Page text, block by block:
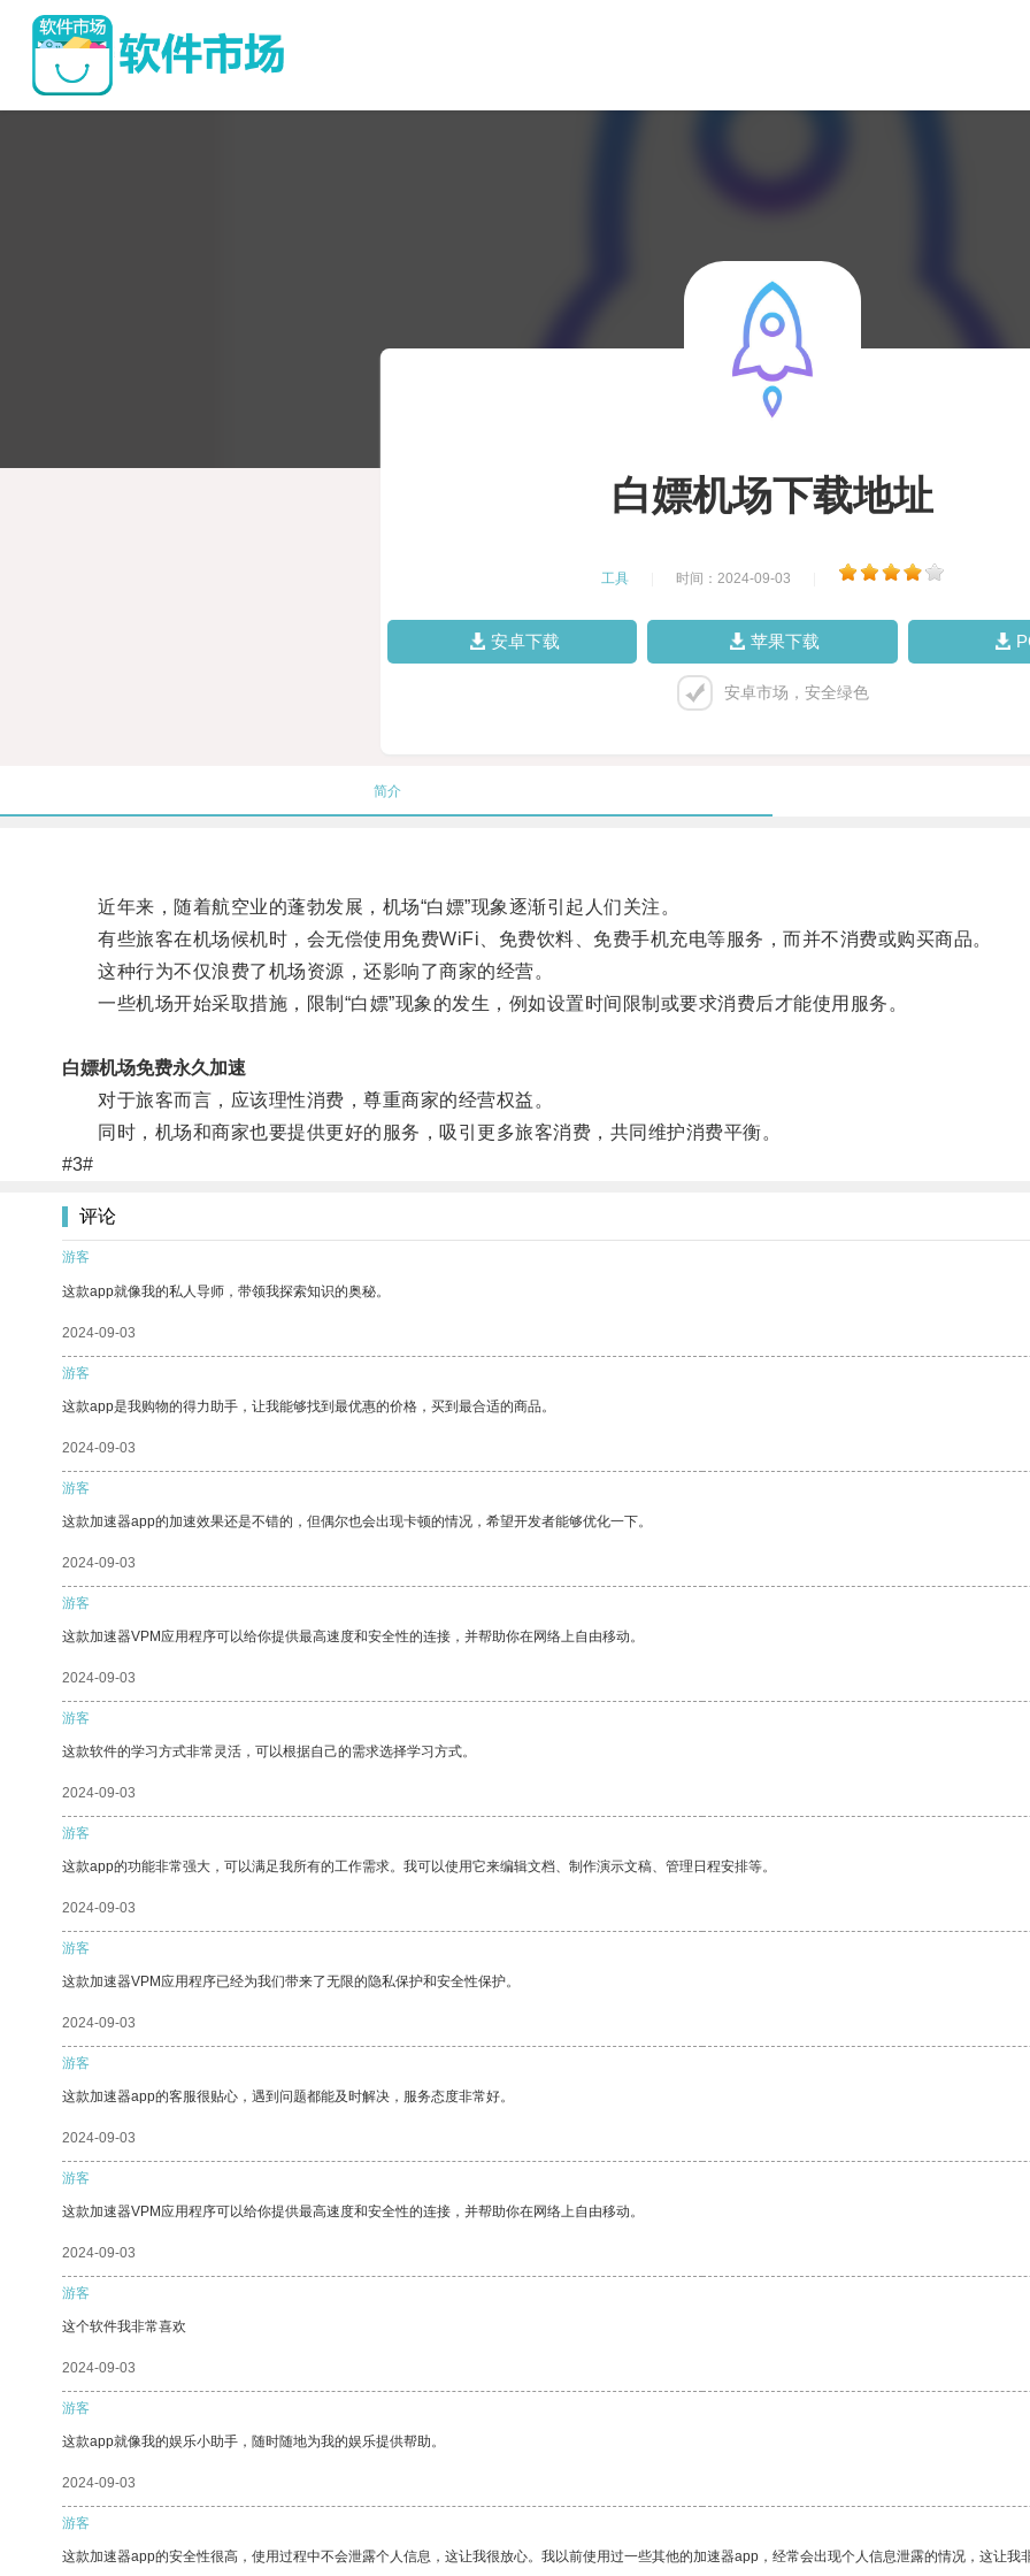
白嫖机场下载地址
工具 时间：2024-09-03
安卓下载 苹果下载
安卓市场，安全绿色
简介
近年来，随着航空业的蓬勃发展，机场“白嫖”现象逐渐引起人们关注。
有些旅客在机场候机时，会无偿使用免费WiFi、免费饮料、免费手机充电等服务，而并不消费或购买商品。
这种行为不仅浪费了机场资源，还影响了商家的经营。
一些机场开始采取措施，限制“白嫖”现象的发生，例如设置时间限制或要求消费后才能使用服务。
白嫖机场免费永久加速
对于旅客而言，应该理性消费，尊重商家的经营权益。
同时，机场和商家也要提供更好的服务，吸引更多旅客消费，共同维护消费平衡。
#3#
评论
游客
这款app就像我的私人导师，带领我探索知识的奥秘。
2024-09-03
游客
这款app是我购物的得力助手，让我能够找到最优惠的价格，买到最合适的商品。
2024-09-03
游客
这款加速器app的加速效果还是不错的，但偶尔也会出现卡顿的情况，希望开发者能够优化一下。
2024-09-03
游客
这款加速器VPM应用程序可以给你提供最高速度和安全性的连接，并帮助你在网络上自由移动。
2024-09-03
游客
这款软件的学习方式非常灵活，可以根据自己的需求选择学习方式。
2024-09-03
游客
这款app的功能非常强大，可以满足我所有的工作需求。我可以使用它来编辑文档、制作演示文稿、管理日程安排等。
2024-09-03
游客
这款加速器VPM应用程序已经为我们带来了无限的隐私保护和安全性保护。
2024-09-03
游客
这款加速器app的客服很贴心，遇到问题都能及时解决，服务态度非常好。
2024-09-03
游客
这款加速器VPM应用程序可以给你提供最高速度和安全性的连接，并帮助你在网络上自由移动。
2024-09-03
游客
这个软件我非常喜欢
2024-09-03
游客
这款app就像我的娱乐小助手，随时随地为我的娱乐提供帮助。
2024-09-03
游客
这款加速器app的安全性很高，使用过程中不会泄露个人信息，这让我很放心。我以前使用过一些其他的加速器app，经常会出现个人信息泄露的情况，这让我